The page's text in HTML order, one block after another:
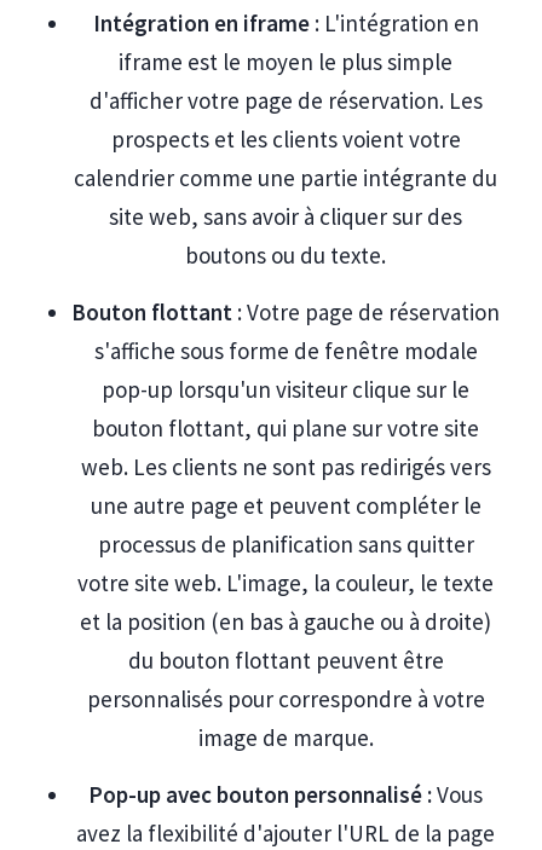
Intégration en iframe: L'intégration en
iframe est le moyen le plus simple
d'afficher votre page de réservation. Les
prospects et les clients voient votre
calendrier comme une partie intégrante du
site web, sans avoir à cliquer sur des
boutons ou du texte.
Bouton flottant : Votre page de réservation
s'affiche sous forme de fenêtre modale
pop-up lorsqu'un visiteur clique sur le
bouton flottant, qui plane sur votre site
web. Les clients ne sont pas redirigés vers
une autre page et peuvent compléter le
processus de planification sans quitter
votre site web. L'image, la couleur, le texte
et la position (en bas à gauche ou à droite)
du bouton flottant peuvent être
personnalisés pour correspondre à votre
image de marque.
Pop-up avec bouton personnalisé :Vous
avez la flexibilité d'ajouter l'URL de la page